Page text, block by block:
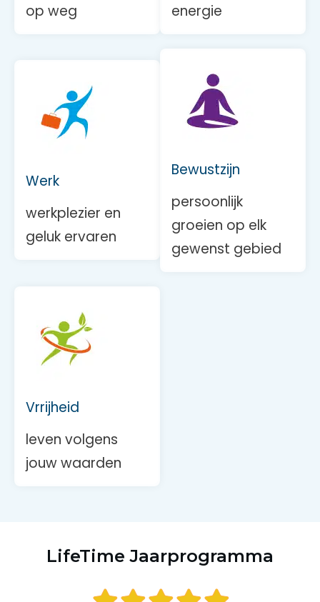
op weg
energie
Werk
werkplezier en
geluk ervaren
Bewustzijn
persoonlijk
groeien op elk
gewenst gebied
Vrrijheid
leven volgens
jouw waarden
LifeTime Jaarprogramma